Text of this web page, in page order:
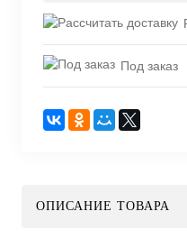
Под заказ
ОПИСАНИЕ ТОВАРА